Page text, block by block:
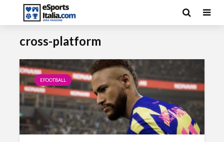
cross-platform
EFOOTBALL